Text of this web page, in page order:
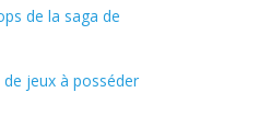
de la saga de
de jeux à posséder